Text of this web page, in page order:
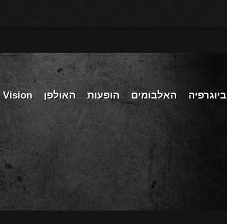
ביוגרפיה האלבומים הופעות האולפן Vision